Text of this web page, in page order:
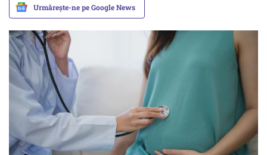
Urmărește-ne pe Google News